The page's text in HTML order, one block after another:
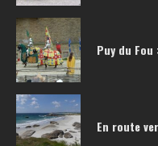
Puy du
En route